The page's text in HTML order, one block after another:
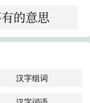
的意思
汉字组词